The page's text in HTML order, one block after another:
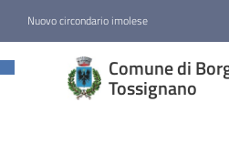
Nuovo circondario imolese
Comune di
Tossignano
Comune di
Borgo